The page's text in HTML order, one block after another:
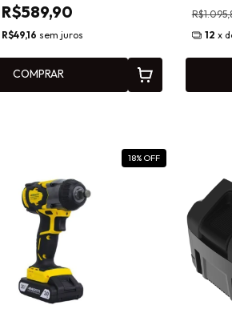
R$589,90
R$49,16 sem juros
COMPRAR
12 x
18% OFF